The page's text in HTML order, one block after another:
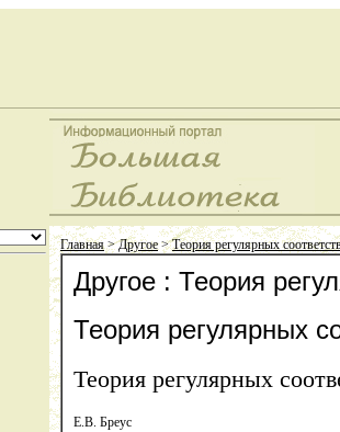
Главная>Другое>Теория регулярных
Другое : Теория
Теория регулярных
Теория регулярных
Е.В. Бреус